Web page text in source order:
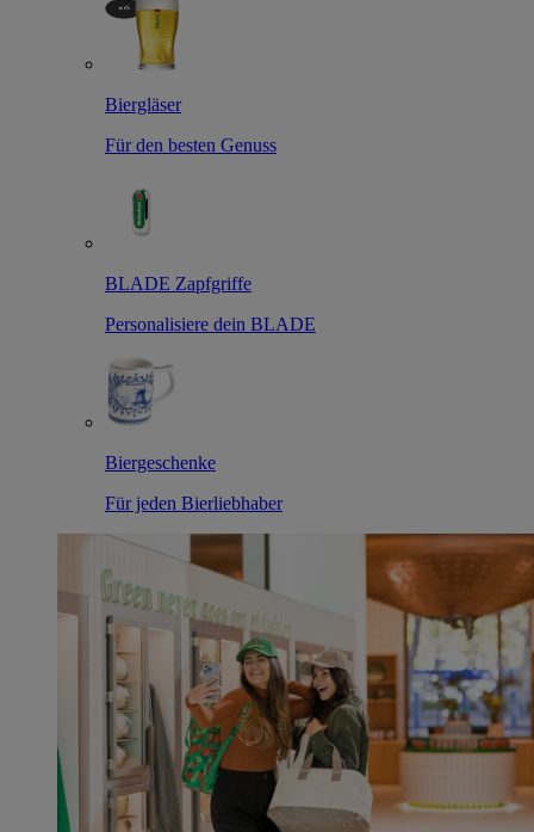
Biergläser
Für den besten Genuss
BLADE Zapfgriffe
Personalisiere dein BLADE
Biergeschenke
Für jeden Bierliebhaber